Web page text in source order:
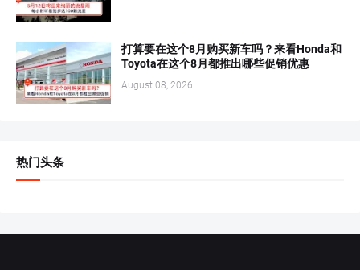
打算要在这个8月购买新车吗？来看Honda和
Toyota在这个8月都推出哪些促销优惠
August 08, 2026
热门头条